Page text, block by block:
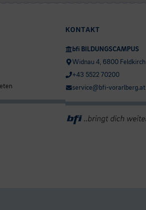
KONTAKT
bfi BILDUNGSCAMPUS
Widnau 4, 6800 Feldkirch
+43 5522 70200
service@bfi-vorarlberg.at